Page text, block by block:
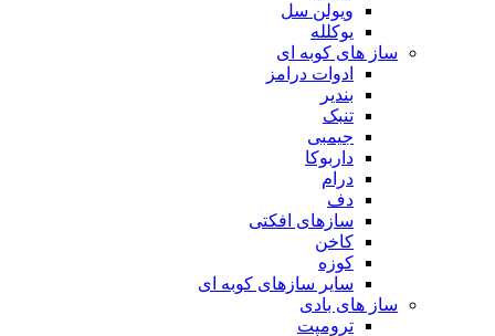
ویولن سل
یوکلله
ساز های کوبه ای
ادوات درامز
بندیر
تنبک
جیمبی
داربوکا
درام
دف
سازهای افکتی
کاخن
کوزه
سایر سازهای کوبه ای
ساز های بادی
ترومپت